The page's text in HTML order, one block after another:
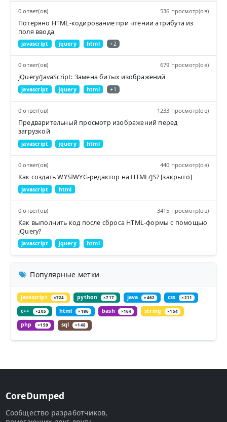
0 ответ(ов) 536 просмотр(ов)
Потеряно HTML-кодирование при чтении атрибута из
поля ввода
javascript jquery html +2
0 ответ(ов) 679 просмотр(ов)
jQuery/JavaScript: Замена битых изображений
javascript jquery html +1
0 ответ(ов) 1233 просмотр(ов)
Предварительный просмотр изображений перед
загрузкой
javascript jquery html
0 ответ(ов) 440 просмотр(ов)
Как создать WYSIWYG-редактор на HTML/JS? [закрыто]
javascript html
0 ответ(ов) 3415 просмотр(ов)
Как выполнить код после сброса HTML-формы с помощью
jQuery?
javascript jquery html
Популярные метки
javascript ×724 python ×717 java ×462 css ×211
c++ ×205 html ×186 bash ×164 string ×154
php ×150 sql ×148
CoreDumped
Сообщество разработчиков,